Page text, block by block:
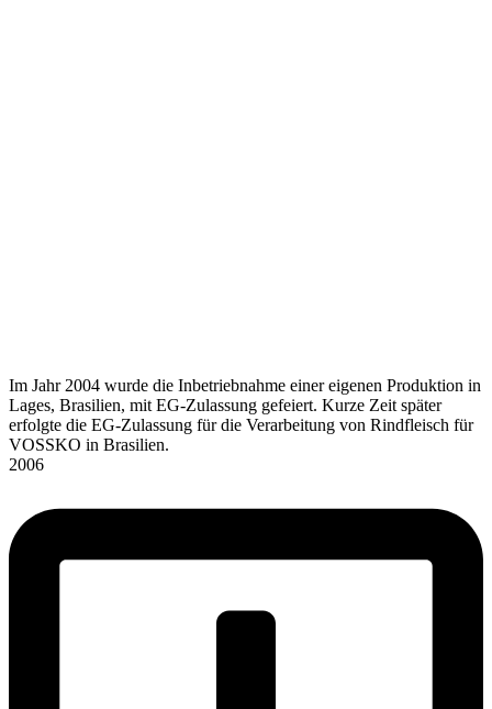
Im Jahr 2004 wurde die Inbetriebnahme einer eigenen Produktion in
Lages, Brasilien, mit EG-Zulassung gefeiert. Kurze Zeit später
erfolgte die EG-Zulassung für die Verarbeitung von Rindfleisch für
VOSSKO in Brasilien.
2006